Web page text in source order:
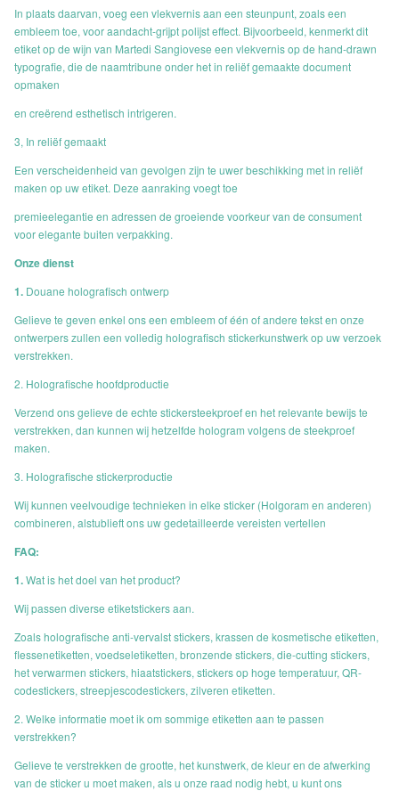
In plaats daarvan, voeg een vlekvernis aan een steunpunt, zoals een
embleem toe, voor aandacht-grijpt polijst effect. Bijvoorbeeld, kenmerkt dit
etiket op de wijn van Martedi Sangiovese een vlekvernis op de hand-drawn
typografie, die de naamtribune onder het in reliëf gemaakte document
opmaken
en creërend esthetisch intrigeren.
3, In reliëf gemaakt
Een verscheidenheid van gevolgen zijn te uwer beschikking met in reliëf
maken op uw etiket. Deze aanraking voegt toe
premieelegantie en adressen de groeiende voorkeur van de consument
voor elegante buiten verpakking.
Onze dienst
1. Douane holografisch ontwerp
Gelieve te geven enkel ons een embleem of één of andere tekst en onze
ontwerpers zullen een volledig holografisch stickerkunstwerk op uw verzoek
verstrekken.
2. Holografische hoofdproductie
Verzend ons gelieve de echte stickersteekproef en het relevante bewijs te
verstrekken, dan kunnen wij hetzelfde hologram volgens de steekproef
maken.
3. Holografische stickerproductie
Wij kunnen veelvoudige technieken in elke sticker (Holgoram en anderen)
combineren, alstublieft ons uw gedetailleerde vereisten vertellen
FAQ:
1.Wat is het doel van het product?
Wij passen diverse etiketstickers aan.
Zoals holografische anti-vervalst stickers, krassen de kosmetische etiketten,
flessenetiketten, voedseletiketten, bronzende stickers, die-cutting stickers,
het verwarmen stickers, hiaatstickers, stickers op hoge temperatuur, QR-
codestickers, streepjescodestickers, zilveren etiketten.
2. Welke informatie moet ik om sommige etiketten aan te passen
verstrekken?
Gelieve te verstrekken de grootte, het kunstwerk, de kleur en de afwerking
van de sticker u moet maken, als u onze raad nodig hebt, u kunt ons